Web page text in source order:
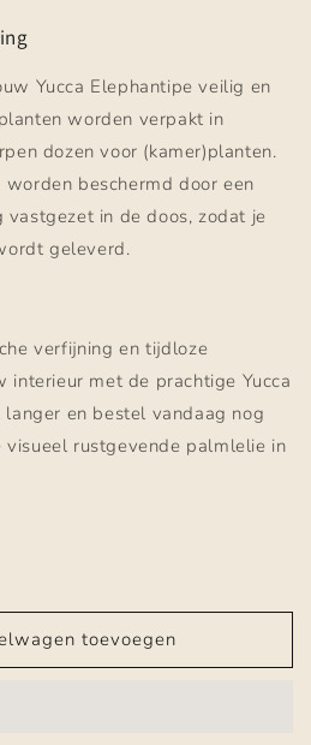
Yucca Elephantipe veilig en
worden verpakt in
dozen voor (kamer)planten.
beschermd door een
vastgezet in de doos, zodat je
geleverd.
verfijning en tijdloze
interieur met de prachtige Yucca
en bestel vandaag nog
visueel rustgevende palmlelie in
toevoegen